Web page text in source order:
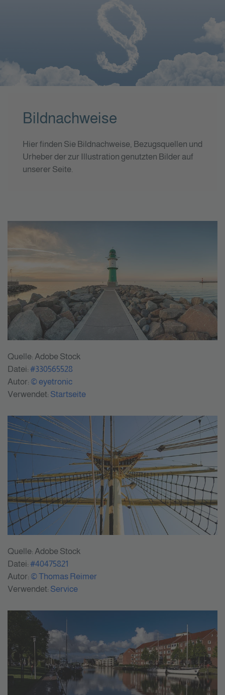
Bildnachweise
Hier finden Sie Bildnachweise, Bezugsquellen und
Urheber der zur Illustration genutzten Bilder auf
unserer Seite.
Quelle: Adobe Stock
Datei: #330565528
Autor: © eyetronic
Verwendet: Startseite
Quelle: Adobe Stock
Datei: #40475821
Autor: © Thomas Reimer
Verwendet: Service